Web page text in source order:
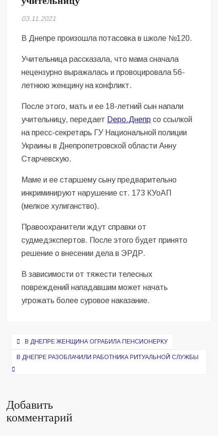
Безугла закликає валити Сирського
сучасну моду
Командувач ВМС Неїжпапа закликав не дестабілізувати ситуацію
03.11.2021
В Днепре произошла потасовка в школе №120.
Учительница рассказала, что мама сначала
нецензурно выражалась и провоцировала 56-
летнюю женщину на конфликт.
После этого, мать и ее 18-летний сын напали
учительницу, передает Depo.Днепр со ссылкой
на пресс-секретарь ГУ Национальной полиции
Украины в Днепропетровской области Анну
Старчевскую.
Маме и ее старшему сыну предварительно
инкриминируют нарушение ст. 173 КУоАП
(мелкое хулиганство).
Правоохранители ждут справки от
судмедэкспертов. После этого будет принято
решение о внесении дела в ЭРДР.
В зависимости от тяжести телесных
повреждений нападавшим может начать
угрожать более суровое наказание.
Навигация
по
записям
В ДНЕПРЕ ЖЕНЩИНА ОГРАБИЛА ПЕНСИОНЕРКУ
В ДНЕПРЕ РАЗОБЛАЧИЛИ РАБОТНИКА РИТУАЛЬНОЙ СЛУЖБЫ
Добавить
комментарий